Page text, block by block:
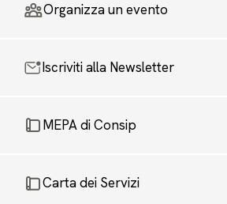
Organizza un evento
Iscriviti alla Newsletter
MEPA di Consip
Carta dei Servizi